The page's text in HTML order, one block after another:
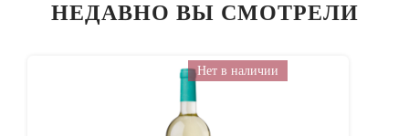
НЕДАВНО ВЫ СМОТРЕЛИ
Нет в наличии